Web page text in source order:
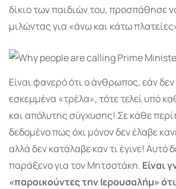
δίκιο των παιδιών του, προσπάθησε
μιλώντας για «άνω και κάτω
Είναι φανερό ότι ο άνθρωπος, εάν
εσκεμμένα «τρέλα», τότε τελεί υπό
και απόλυτης σύγχυσης! Σε κάθε
δεδομένο πως όχι μόνον δεν έλαβε
αλλά δεν κατάλαβε καν τι έγινε! Αυτό
παράξενο για τον Μητσοτάκη. Είναι
«παροικούντες την Ιερουσαλήμ»